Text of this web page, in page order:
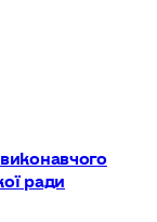
ради